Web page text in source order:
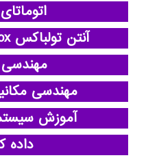
آنتن تولباکس antenna toolbox
مهندسی
آموزش
داده